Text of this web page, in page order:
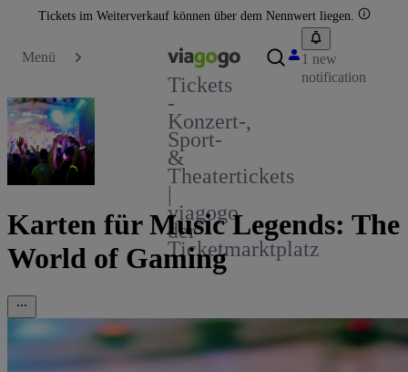
Tickets im Weiterverkauf können über dem Nennwert liegen.
Menü
Tickets
-
Konzert-,
Sport-
&
Theatertickets
|
viagogo
der
Ticketmarktplatz
1 new
notification
Karten für Music Legends: The
World of Gaming